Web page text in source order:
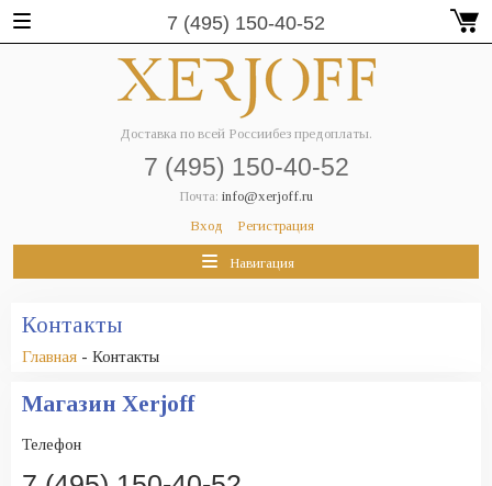
7 (495) 150-40-52
Доставка по всей Россиибез предоплаты.
7 (495) 150-40-52
Почта: info@xerjoff.ru
Вход
Регистрация
Навигация
Контакты
Главная - Контакты
Магазин Xerjoff
Телефон